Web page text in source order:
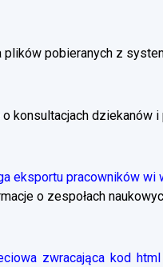
plików pobieranych z
konsultacjach dziekanów
eksportu pracowników wi
o zespołach
zwracająca kod